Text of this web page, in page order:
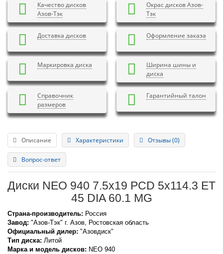
Качество дисков
Азов-Тэк
Окрас дисков Азов-
Тэк
Доставка дисков Оформление заказа
Маркировка диска
Ширина шины и
диска
Справочник
размеров
Гарантийный талон
Описание Характеристики Отзывы (0)
Вопрос-ответ
Диски NEO 940 7.5x19 PCD 5x114.3 ET
45 DIA 60.1 MG
Страна-производитель: Россия
Завод: "Азов-Тэк" г. Азов, Ростовская область
Официальный дилер: "Азовдиск"
Тип диска: Литой
Марка и модель дисков: NEO 940